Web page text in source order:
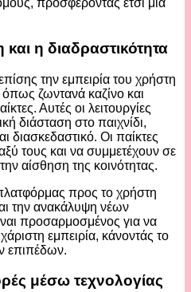
προσφέροντας έτσι μια
η διαδραστικότητα
την εμπειρία του χρήστη
ζωντανά καζίνο και
Αυτές οι λειτουργίες
διάσταση στο παιχνίδι,
διασκεδαστικό. Οι παίκτες
τους και να συμμετέχουν σε
αίσθηση της κοινότητας.
προς το χρήστη
την ανακάλυψη νέων
προσαρμοσμένος για να
εμπειρία, κάνοντάς το
επιπέδων.
μέσω τεχνολογίας